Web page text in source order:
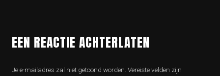
EEN REACTIE ACHTERLATEN
Je e-mailadres zal niet getoond worden. Vereiste velden zijn